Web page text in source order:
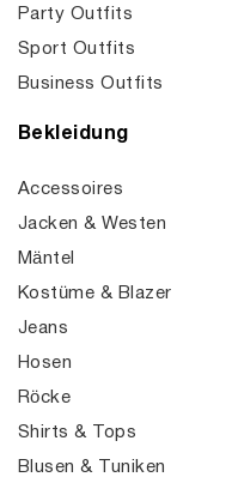
Party Outfits
Sport Outfits
Business Outfits
Bekleidung
Accessoires
Jacken & Westen
Mäntel
Kostüme & Blazer
Jeans
Hosen
Röcke
Shirts & Tops
Blusen & Tuniken